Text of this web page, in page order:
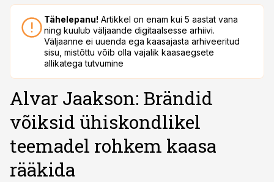
Tähelepanu! Artikkel on enam kui 5 aastat vana
ning kuulub väljaande digitaalsesse arhiivi.
Väljaanne ei uuenda ega kaasajasta arhiveeritud
sisu, mistõttu võib olla vajalik kaasaegsete
allikatega tutvumine
Alvar Jaakson: Brändid
võiksid ühiskondlikel
teemadel rohkem kaasa
rääkida